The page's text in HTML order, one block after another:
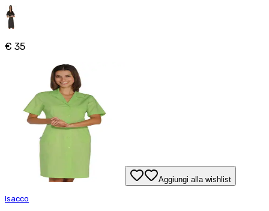
€ 35
Aggiungi alla wishlist
Isacco